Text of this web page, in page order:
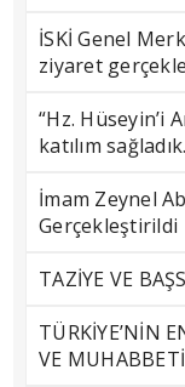
İSKİ Genel
ziyaret
“Hz. Hüseyin’i
katılım sağladık.
İmam Zeynel
Gerçekleştirildi
TAZİYE VE
TÜRKİYE’NİN
VE